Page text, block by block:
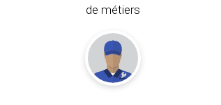
de métiers